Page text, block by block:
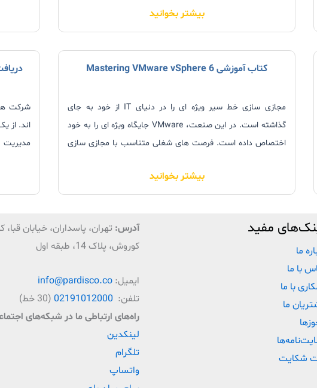
بیشتر بخوانید
کتاب آموزشی Mastering VMware vSphere 6
مجازی سازی خط سیر ویژه ای را در دنیای IT از خود به جای
گذاشته است. در این صنعت، VMware جایگاه ویژه ای را به خود
اختصاص داده است. فرصت های شغلی متناسب با مجازی سازی
این فرایند همسو با کل جهان جایگاه ویژه ای را به این بحث
اختصاص داده است.
بیشتر بخوانید
اند. از
مدیریت
معضل
زمانی
مفید
ما
با ما
با ما
ما
شکایت
آدرس: تهران، پاسداران، خیابان قبا،
کوروش، پلاک 14، طبقه اول
ایمیل: info@pardisco.co
تلفن: 02191012000 (30 خط)
راه‌‌های ارتباطی ما در شبکه‌های
لینکدین
تلگرام
واتساپ